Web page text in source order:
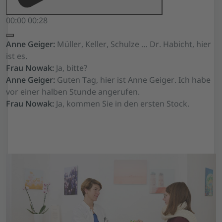
00:00 00:28
Anne Geiger: Müller, Keller, Schulze … Dr. Habicht, hier
ist es.
Frau Nowak: Ja, bitte?
Anne Geiger: Guten Tag, hier ist Anne Geiger. Ich habe
vor einer halben Stunde angerufen.
Frau Nowak: Ja, kommen Sie in den ersten Stock.